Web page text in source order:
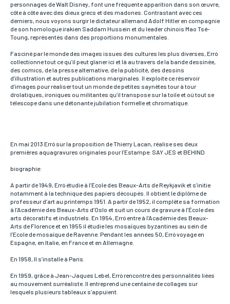
Prénom*
Si vous souhaitez recevoir une réponse personnalisée,
vous pouvez nous laisser vos nom et prénom.
Email*
Votre adresse mail sert uniquement à vous répondre.
Adresse
Si vous souhaitez recevoir une réponse personnalisée,
vous pouvez nous laisser votre adresse.
Code postal
Si vous souhaitez recevoir une réponse personnalisée,
vous pouvez nous laisser votre code postal.
Ville
Si vous souhaitez recevoir une réponse personnalisée,
vous pouvez nous laisser votre ville.
personnages de Walt Disney, font une fréquente apparition dans son œuvre,
côte à côte avec des dieux grecs et des madones. Contrastant avec ces
derniers, nous voyons surgir le dictateur allemand Adolf Hitler en compagnie
de son homologue irakien Saddam Hussein et du leader chinois Mao Tsé-
Toung, représentés dans des proportions monumentales.
Fasciné par le monde des images issues des cultures les plus diverses, Erró
collectionne tout ce qu’il peut glaner ici et là au travers de la bande dessinée,
des comics, de la presse alternative, de la publicité, des dessins
d’illustration et autres publications marginales. Il exploite ce réservoir
d’images pour réaliser tout un monde de petites saynètes tour à tour
drolatiques, ironiques ou militantes qu’il transpose sur la toile et où tout se
télescope dans une détonante jubilation formelle et chromatique.
En mai 2013 Erró sur la proposition de Thierry Lacan, réalise ses deux
premières aquagravures originales pour l’Estampe: SAY JES et BEHIND
biographie:
A partir de 1949, Erró étudie à l’Ecole des Beaux-Arts de Reykjavík et s’initie
notamment à la technique des papiers découpés. Il obtient le diplôme de
professeur d’art au printemps 1951. A partir de 1952, il complète sa formation
à l’Académie des Beaux-Arts d’Oslo et suit un cours de gravure à l’École des
arts décoratifs et industriels. En 1954, Erró entre à l’Académie des Beaux-
Arts de Florence et en 1955 il étudie les mosaïques byzantines au sein de
l’Ecole de mosaïque de Ravenne. Pendant les années 50, Erró voyage en
Espagne, en Italie, en France et en Allemagne.
En 1958, Il s’installe à Paris.
En 1959, grâce à Jean-Jaques Lebel, Erró rencontre des personnalités liées
au mouvement surréaliste. Il entreprend une centaine de collages sur
lesquels plusieurs tableaux s’appuient.